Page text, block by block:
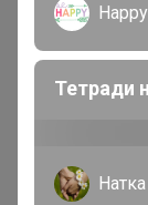
Тетради
Натка